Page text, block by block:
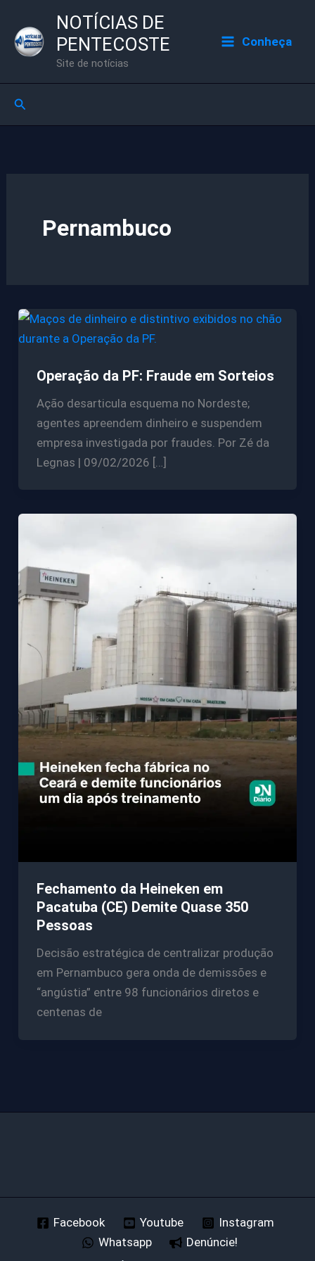
para
NOTÍCIAS DE
PENTECOSTE
Site de notícias
Conheça
Pesquisar
Pernambuco
Operação da PF: Fraude em Sorteios
Ação desarticula esquema no Nordeste;
agentes apreendem dinheiro e suspendem
empresa investigada por fraudes. Por Zé da
Legnas | 09/02/2026 […]
Fechamento da Heineken em
Pacatuba (CE) Demite Quase 350
Pessoas
Decisão estratégica de centralizar produção
em Pernambuco gera onda de demissões e
“angústia” entre 98 funcionários diretos e
centenas de
Facebook Youtube
Instagram
Whatsapp
Denúncie!